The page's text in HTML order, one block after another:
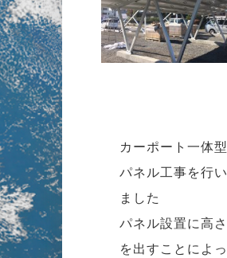
カーポート一体型
パネル工事を行い
ました
パネル設置に高さ
を出すことによっ